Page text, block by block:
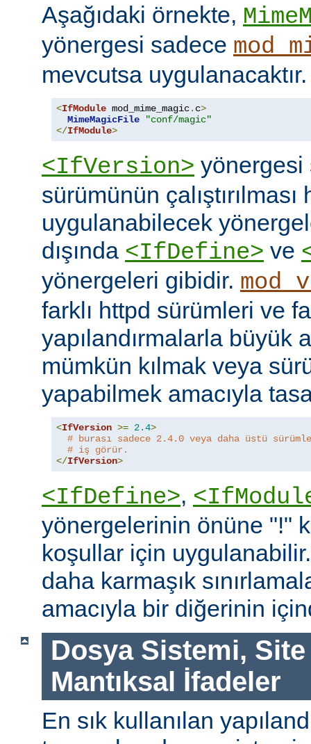
Aşağıdaki örnekte,
yönergesi sadece
mevcutsa uygulanacaktır.
<IfModule mod_mime_magic. c>
MimeMagicFile
"conf/magic"
</IfModule>
<IfVersion> yönergesi
sürümünün çalıştırılması
uygulanabilecek
dışında <IfDefine> ve
yönergeleri gibidir.
farklı httpd sürümleri ve
yapılandırmalarla büyük
mümkün kılmak veya
yapabilmek amacıyla
<IfVersion >= 2.4>
# burası sadece 2.4.0 veya daha üstü
# iş görür.
</IfVersion>
<IfDefine>,
yönergelerinin önüne "!"
koşullar için
daha karmaşık
amacıyla bir diğerinin
Dosya Sistemi, Site
Mantıksal İfadeler
En sık kullanılan